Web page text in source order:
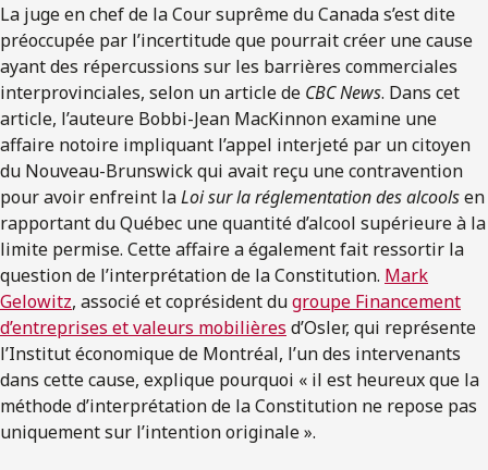
La juge en chef de la Cour suprême du Canada s’est dite
préoccupée par l’incertitude que pourrait créer une cause
ayant des répercussions sur les barrières commerciales
interprovinciales, selon un article de CBC News. Dans cet
article, l’auteure Bobbi-Jean MacKinnon examine une
affaire notoire impliquant l’appel interjeté par un citoyen
du Nouveau-Brunswick qui avait reçu une contravention
pour avoir enfreint laLoi sur la réglementation des alcoolsen
rapportant du Québec une quantité d’alcool supérieure à la
limite permise. Cette affaire a également fait ressortir la
question de l’interprétation de la Constitution. Mark
Gelowitz, associé et coprésident dugroupe Financement
d’entreprises et valeurs mobilières d’Osler, qui représente
l’Institut économique de Montréal, l’un des intervenants
dans cette cause, explique pourquoi « il est heureux que la
méthode d’interprétation de la Constitution ne repose pas
uniquement sur l’intention originale ».